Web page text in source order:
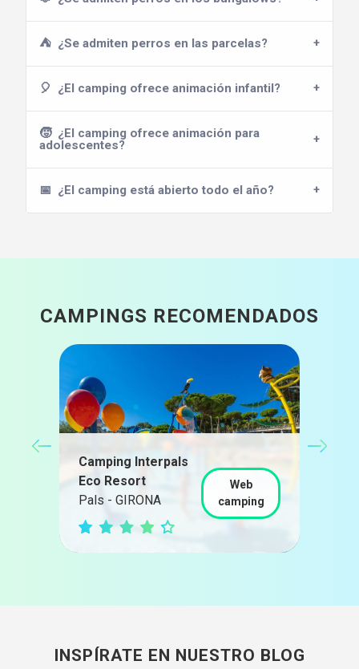
⛺ ¿Se admiten perros en las parcelas?
🎈 ¿El camping ofrece animación infantil?
🧒 ¿El camping ofrece animación para
adolescentes?
📅 ¿El camping está abierto todo el año?
CAMPINGS RECOMENDADOS
Camping Interpals
Eco Resort
Pals - GIRONA
Web
camping
INSPÍRATE EN NUESTRO BLOG